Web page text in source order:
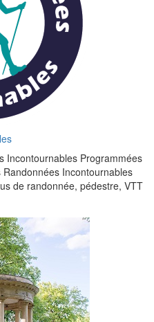
Incontournables Programmées
Randonnées Incontournables
de randonnée, pédestre, VTT